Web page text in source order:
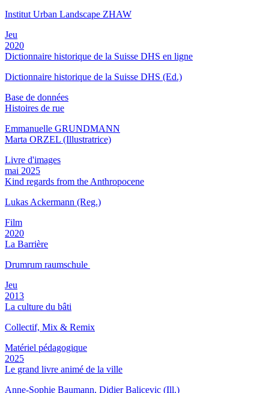
Institut Urban Landscape ZHAW
Jeu
2020
Dictionnaire historique de la Suisse DHS en ligne
Dictionnaire historique de la Suisse DHS (Ed.)
Base de données
Histoires de rue
Emmanuelle GRUNDMANN
Marta ORZEL (Illustratrice)
Livre d'images
mai 2025
Kind regards from the Anthropocene
Lukas Ackermann (Reg.)
Film
2020
La Barrière
Drumrum raumschule
Jeu
2013
La culture du bâti
Collectif, Mix & Remix
Matériel pédagogique
2025
Le grand livre animé de la ville
Anne-Sophie Baumann, Didier Balicevic (Ill.)